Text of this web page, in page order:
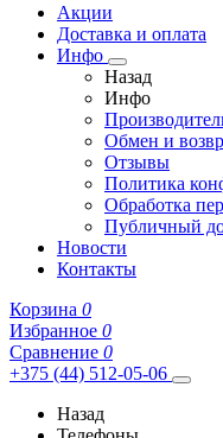
Акции
Доставка и оплата
Инфо
Назад
Инфо
Обмен и
Отзывы
Политика
Обработка
Публичный
Новости
Контакты
Корзина 0
Избранное 0
Сравнение 0
+375 (44) 512-05-06
Назад